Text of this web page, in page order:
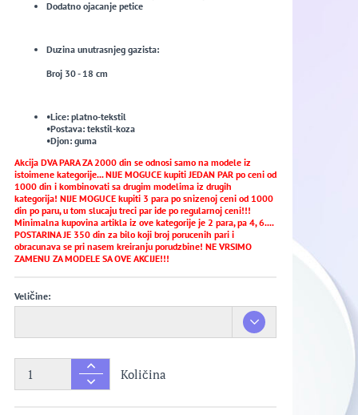
Dodatno ojacanje petice
Duzina unutrasnjeg gazista:
Broj 30 - 18 cm
•Lice: platno-tekstil
•Postava: tekstil-koza
•Djon: guma
Akcija DVA PARA ZA 2000 din se odnosi samo na modele iz
istoimene kategorije... NIJE MOGUCE kupiti JEDAN PAR po ceni od
1000 din i kombinovati sa drugim modelima iz drugih
kategorija! NIJE MOGUCE kupiti 3 para po snizenoj ceni od 1000
din po paru, u tom slucaju treci par ide po regularnoj ceni!!!
Minimalna kupovina artikla iz ove kategorije je 2 para, pa 4, 6....
POSTARINA JE 350 din za bilo koji broj porucenih pari i
obracunava se pri nasem kreiranju porudzbine! NE VRSIMO
ZAMENU ZA MODELE SA OVE AKCIJE!!!
Veličine:
Količina